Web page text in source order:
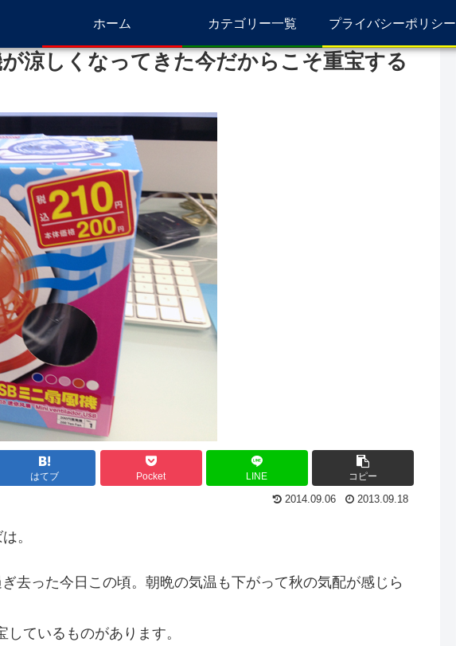
ホーム カテゴリー一覧 プライバシーポリシー
涼しくなってきた今だからこそ重宝する
はてブ Pocket LINE コピー
2014.09.06 2013.09.18
。
去った今日この頃。朝晩の気温も下がって秋の気配が感じら
ているものがあります。